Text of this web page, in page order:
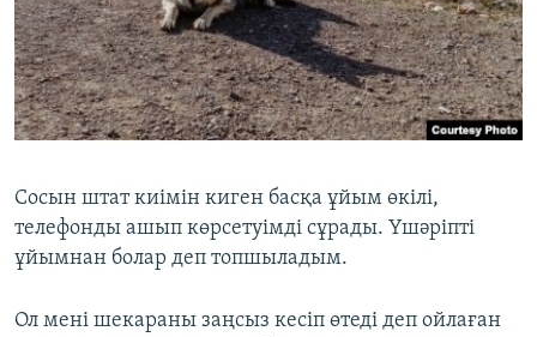
Сосын штат киімін киген басқа ұйым өкілі,
телефонды ашып көрсетуімді сұрады. Үшәріпті
ұйымнан болар деп топшыладым.
Ол мені шекараны заңсыз кесіп өтеді деп ойлаған